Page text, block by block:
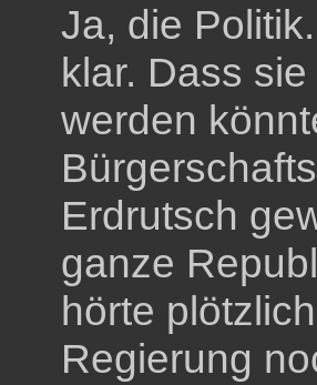
Ja, die
klar. Dass
werden
Erdrutsch
ganze
hörte
Regierung